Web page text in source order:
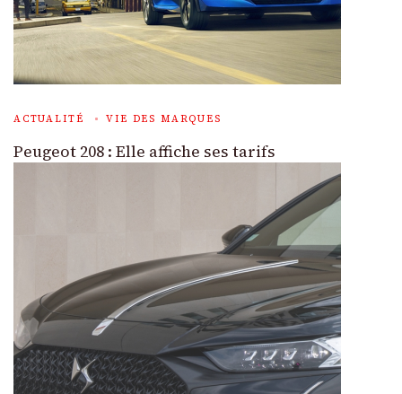
ACTUALITÉ VIE DES MARQUES
Peugeot 208 : Elle affiche ses tarifs